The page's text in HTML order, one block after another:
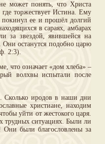
может понять, что Христа
торжествует Истина. Ему
покинул ее и прошёл долгий
в сараях, амбарах
за звездой, явившейся на
Они останутся подобно царю
2:3).
что означает «дом хлеба» –
волхвы испытали после
Сколько иродов в наши дни
христиане, находим
уйти от жестокого царя.
трудных ситуациях. Были ли
Они были благословлены за